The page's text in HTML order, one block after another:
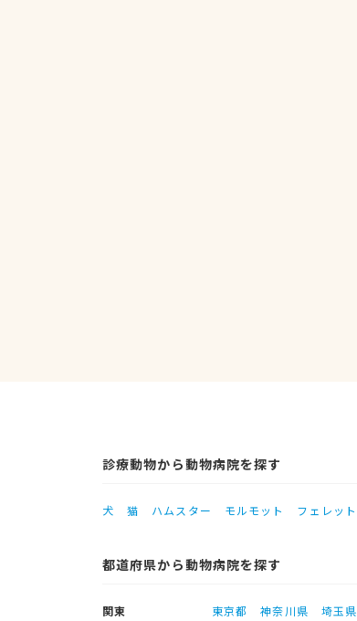
診療動物から動物病院を探す
犬 猫 ハムスター モルモット フェレット
都道府県から動物病院を探す
関東 東京都 神奈川県 埼玉県